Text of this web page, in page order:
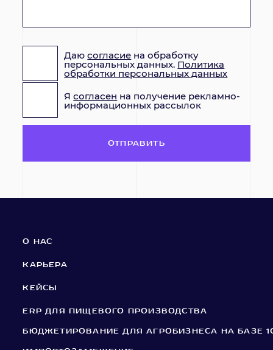
Даюсогласие на обработку
персональных данных. Политика
обработки персональных данных
Ясогласен на получение рекламно-
информационных рассылок
ОТПРАВИТЬ
О НАС
КАРЬЕРА
КЕЙСЫ
ERP ДЛЯ ПИЩЕВОГО ПРОИЗВОДСТВА
БЮДЖЕТИРОВАНИЕ ДЛЯ АГРОБИЗНЕСА НА БАЗЕ